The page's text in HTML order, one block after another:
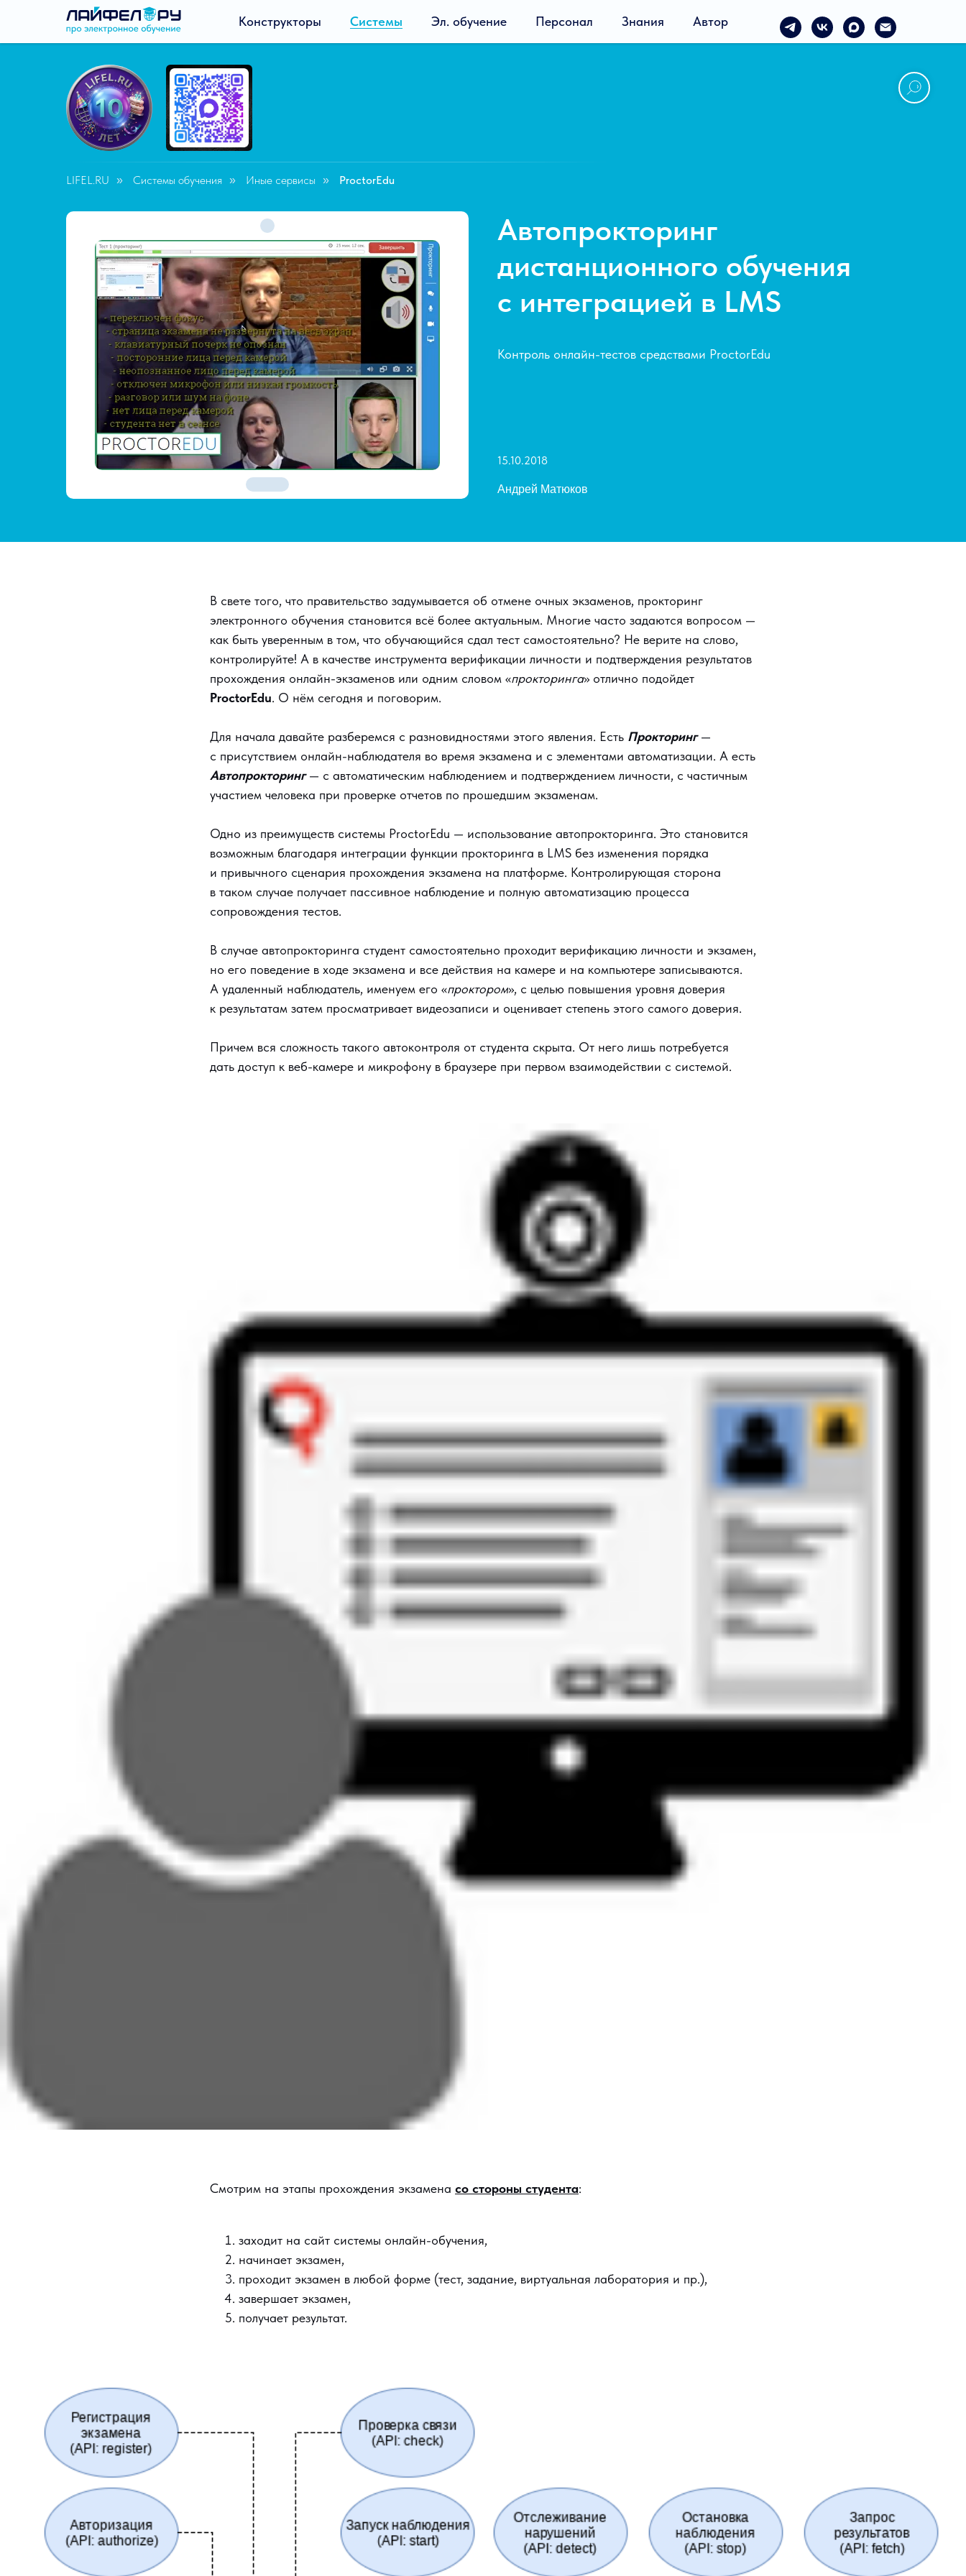
Конструкторы Системы Эл. обучение Персонал Знания Автор
LIFEL.RU » Системы обучения » Иные сервисы » ProctorEdu
Автопрокторинг
дистанционного обучения
с интеграцией в LMS
15.10.2018
Андрей Матюков
Контроль онлайн-тестов средствами ProctorEdu
В свете того, что правительство задумывается об отмене очных экзаменов, прокторинг
электронного обучения становится всё более актуальным. Многие часто задаются вопросом —
как быть уверенным в том, что обучающийся сдал тест самостоятельно? Не верите на слово,
контролируйте! А в качестве инструмента верификации личности и подтверждения результатов
прохождения онлайн-экзаменов или одним словом «прокторинга» отлично подойдет
ProctorEdu. О нём сегодня и поговорим.
Для начала давайте разберемся с разновидностями этого явления. Есть Прокторинг—
с присутствием онлайн-наблюдателя во время экзамена и с элементами автоматизации. А есть
Автопрокторинг— с автоматическим наблюдением и подтверждением личности, с частичным
участием человека при проверке отчетов по прошедшим экзаменам.
Одно из преимуществ системы ProctorEdu — использование автопрокторинга. Это становится
возможным благодаря интеграции функции прокторинга в LMS без изменения порядка
и привычного сценария прохождения экзамена на платформе. Контролирующая сторона
в таком случае получает пассивное наблюдение и полную автоматизацию процесса
сопровождения тестов.
В случае автопрокторинга студент самостоятельно проходит верификацию личности и экзамен,
но его поведение в ходе экзамена и все действия на камере и на компьютере записываются.
А удаленный наблюдатель, именуем его «проктором», с целью повышения уровня доверия
к результатам затем просматривает видеозаписи и оценивает степень этого самого доверия.
Причем вся сложность такого автоконтроля от студента скрыта. От него лишь потребуется
дать доступ к веб-камере и микрофону в браузере при первом взаимодействии с системой.
Смотрим на этапы прохождения экзамена со стороны студента:
заходит на сайт системы онлайн-обучения,
начинает экзамен,
проходит экзамен в любой форме (тест, задание, виртуальная лаборатория и пр.),
завершает экзамен,
получает результат.